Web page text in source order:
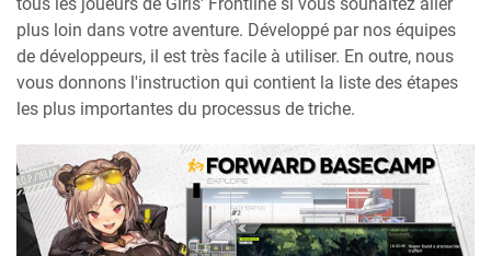
plus loin dans votre aventure. Développé par nos équipes
de développeurs, il est très facile à utiliser. En outre, nous
vous donnons l'instruction qui contient la liste des étapes
les plus importantes du processus de triche.